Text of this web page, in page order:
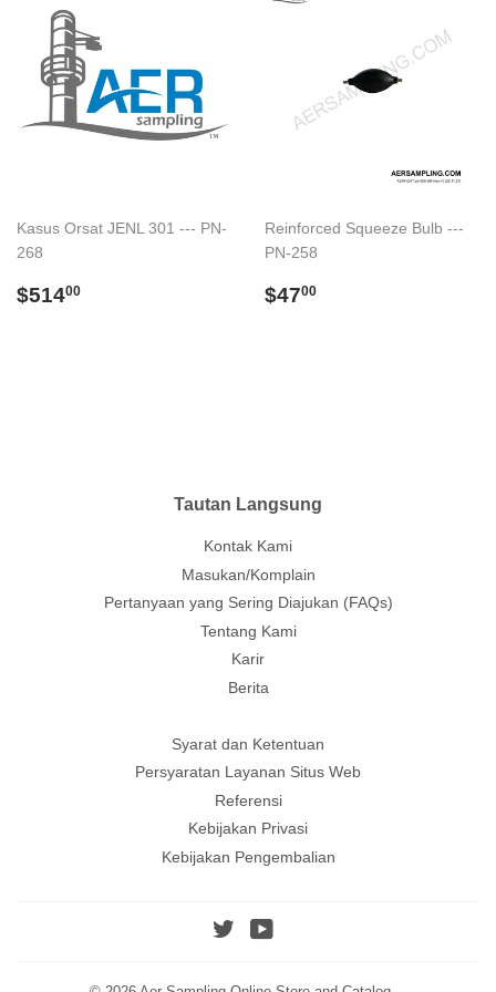
Kasus Orsat JENL 301 --- PN-
268
Regular
$51400
Reinforced Squeeze Bulb ---
PN-258
Regular
$4700
Tautan Langsung
Kontak Kami
Masukan/Komplain
Pertanyaan yang Sering Diajukan (FAQs)
Tentang Kami
Karir
Berita
Syarat dan Ketentuan
Persyaratan Layanan Situs Web
Referensi
Kebijakan Privasi
Kebijakan Pengembalian
Twitter